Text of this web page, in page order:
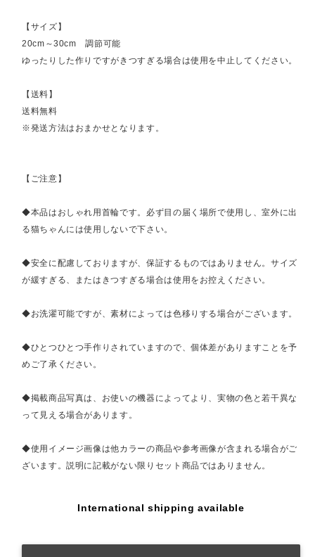
【サイズ】
20cm～30cm 調節可能
ゆったりした作りですがきつすぎる場合は使用を中止してください。
【送料】
送料無料
※発送方法はおまかせとなります。
【ご注意】
◆本品はおしゃれ用首輪です。必ず目の届く場所で使用し、室外に出
る猫ちゃんには使用しないで下さい。
◆安全に配慮しておりますが、保証するものではありません。サイズ
が緩すぎる、またはきつすぎる場合は使用をお控えください。
◆お洗濯可能ですが、素材によっては色移りする場合がございます。
◆ひとつひとつ手作りされていますので、個体差がありますことを予
めご了承ください。
◆掲載商品写真は、お使いの機器によってより、実物の色と若干異な
って見える場合があります。
◆使用イメージ画像は他カラーの商品や参考画像が含まれる場合がご
ざいます。説明に記載がない限りセット商品ではありません。
International shipping available